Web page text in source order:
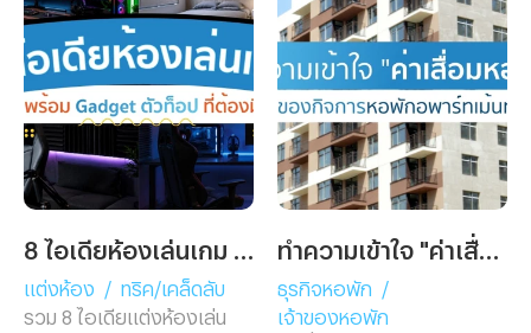
แต่งห้อง /
ทริค/เคล็ดลับ
รวม 8 ไอเดียแต่งห้องเล่น
ธุรกิจหอพัก
/
เจ้าของหอพัก